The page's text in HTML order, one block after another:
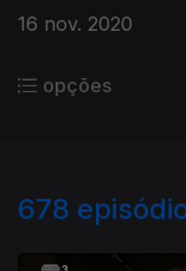
16 nov. 2020
opções
678